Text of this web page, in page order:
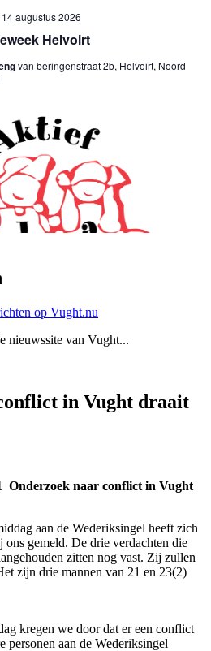
op Vught.nu
nieuwssite van Vught...
in Vught draait
Onderzoek naar conflict in Vught
aan de Wederiksingel heeft zich
ons gemeld. De drie verdachten die
zitten nog vast. Zij zullen
zijn drie mannen van 21 en 23(2)
kregen we door dat er een conflict
personen aan de Wederiksingel